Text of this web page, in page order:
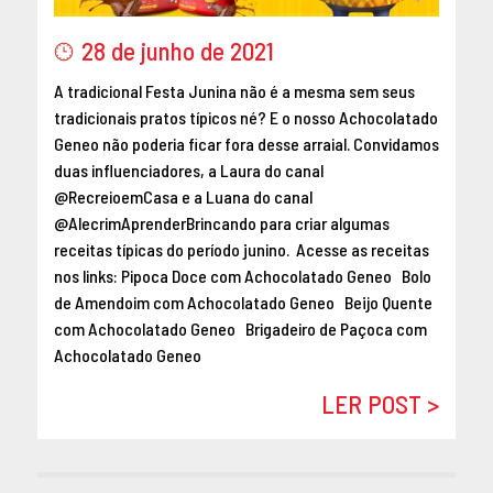
MAIO 2016
ABRIL 2016
MARÇO 2016
FEVEREIRO 2016
JANEIRO 2016
DEZEMBRO 2015
NOVEMBRO 2015
OUTUBRO 2015
SETEMBRO 2015
AGOSTO 2015
JULHO 2015
28 de junho de 2021
A tradicional Festa Junina não é a mesma sem seus
tradicionais pratos típicos né? E o nosso Achocolatado
Geneo não poderia ficar fora desse arraial. Convidamos
duas influenciadores, a Laura do canal
@RecreioemCasa e a Luana do canal
@AlecrimAprenderBrincando para criar algumas
receitas típicas do período junino. Acesse as receitas
nos links: Pipoca Doce com Achocolatado Geneo Bolo
de Amendoim com Achocolatado Geneo Beijo Quente
com Achocolatado Geneo Brigadeiro de Paçoca com
Achocolatado Geneo
LER POST >